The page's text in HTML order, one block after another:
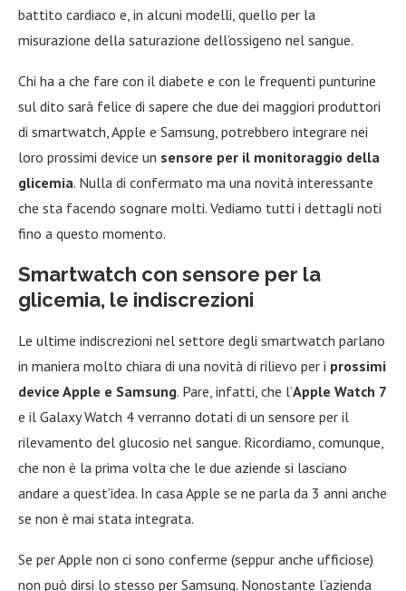
battito cardiaco e, in alcuni modelli, quello per la
misurazione della saturazione dell’ossigeno nel sangue.
Chi ha a che fare con il diabete e con le frequenti punturine
sul dito sarà felice di sapere che due dei maggiori produttori
di smartwatch, Apple e Samsung, potrebbero integrare nei
loro prossimi device un sensore per il monitoraggio della
glicemia. Nulla di confermato ma una novità interessante
che sta facendo sognare molti. Vediamo tutti i dettagli noti
fino a questo momento.
Smartwatch con sensore per la
glicemia, le indiscrezioni
Le ultime indiscrezioni nel settore degli smartwatch parlano
in maniera molto chiara di una novità di rilievo per i prossimi
device Apple e Samsung. Pare, infatti, che l’Apple Watch 7
e il Galaxy Watch 4 verranno dotati di un sensore per il
rilevamento del glucosio nel sangue. Ricordiamo, comunque,
che non è la prima volta che le due aziende si lasciano
andare a quest’idea. In casa Apple se ne parla da 3 anni anche
se non è mai stata integrata.
Se per Apple non ci sono conferme (seppur anche ufficiose)
non può dirsi lo stesso per Samsung. Nonostante l’azienda